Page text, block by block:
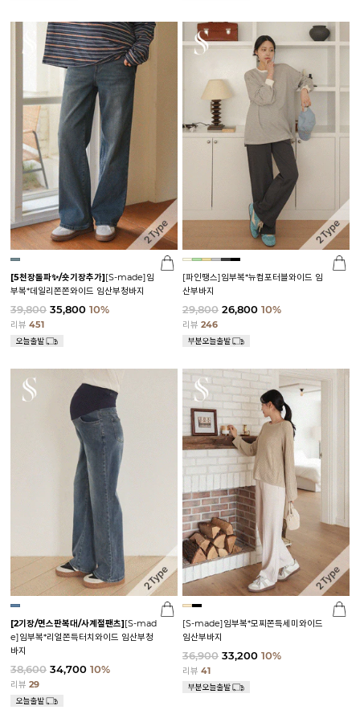
[5천장돌파✨/숏기장추가][S-made]임
부복*데일리쫀쫀와이드 임산부청바지
39,800 35,800 10%
리뷰 451
[파인땡스]임부복*뉴컴포터블와이드 임
산부바지
29,800 26,800 10%
리뷰 246
[2기장/면스판복대/사계절팬츠][S-mad
e]임부복*리얼쫀득터치와이드 임산부청
바지
38,600 34,700 10%
리뷰 29
[S-made]임부복*모찌쫀득세미와이드
임산부바지
36,900 33,200 10%
리뷰 41